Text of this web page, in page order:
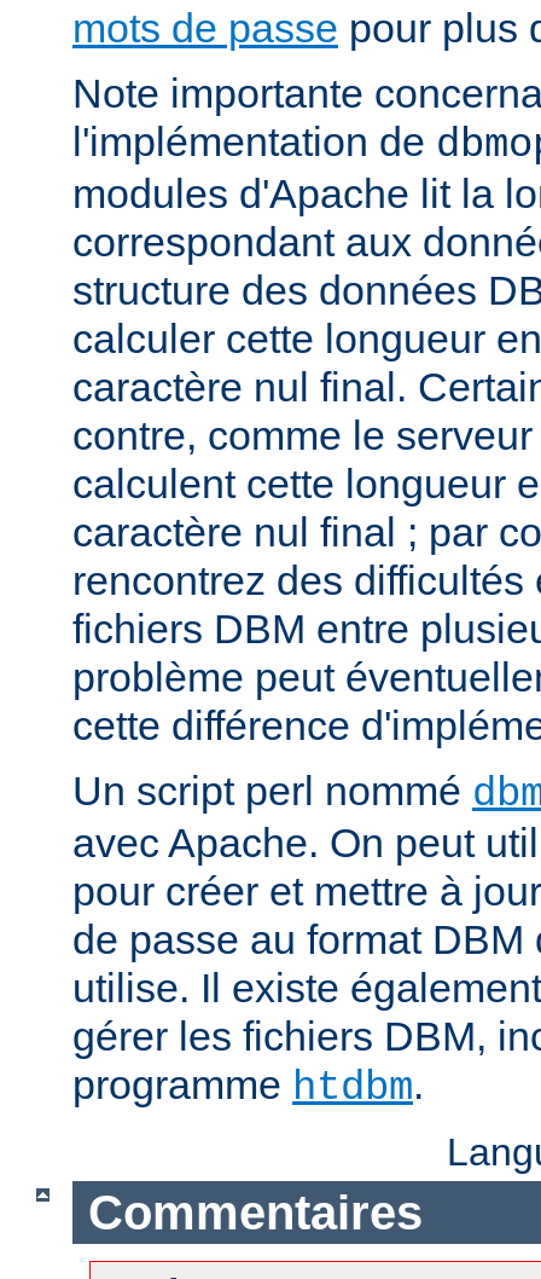
mots de passe pour plus
Note importante
l'implémentation de
modules d'Apache lit la
correspondant aux
structure des données
calculer cette longueur
caractère nul final.
contre, comme le
calculent cette longueur
caractère nul final ; par
rencontrez des
fichiers DBM entre
problème peut
cette différence
Un script perl nommé
avec Apache. On peut
pour créer et mettre à
de passe au format DBM
utilise. Il existe
gérer les fichiers DBM,
programme htdbm.
Commentaires